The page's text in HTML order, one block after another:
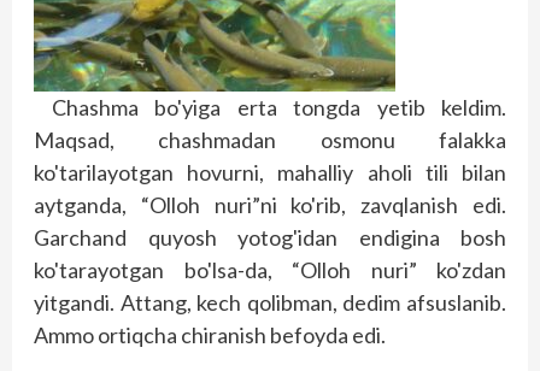
Chashma bo'yiga erta tongda yetib keldim.
Maqsad, chashmadan osmonu falakka
ko'tarilayotgan hovurni, ma­halliy aholi tili bilan
aytganda, “Olloh nuri”ni ko'rib, zavqlanish edi.
Garchand quyosh yotog'idan endigina bosh
ko'tarayotgan bo'lsa-da, “Olloh nuri” ko'zdan
yitgandi. Attang, kech qolibman, dedim afsuslanib.
Ammo ortiqcha chiranish befoyda edi.